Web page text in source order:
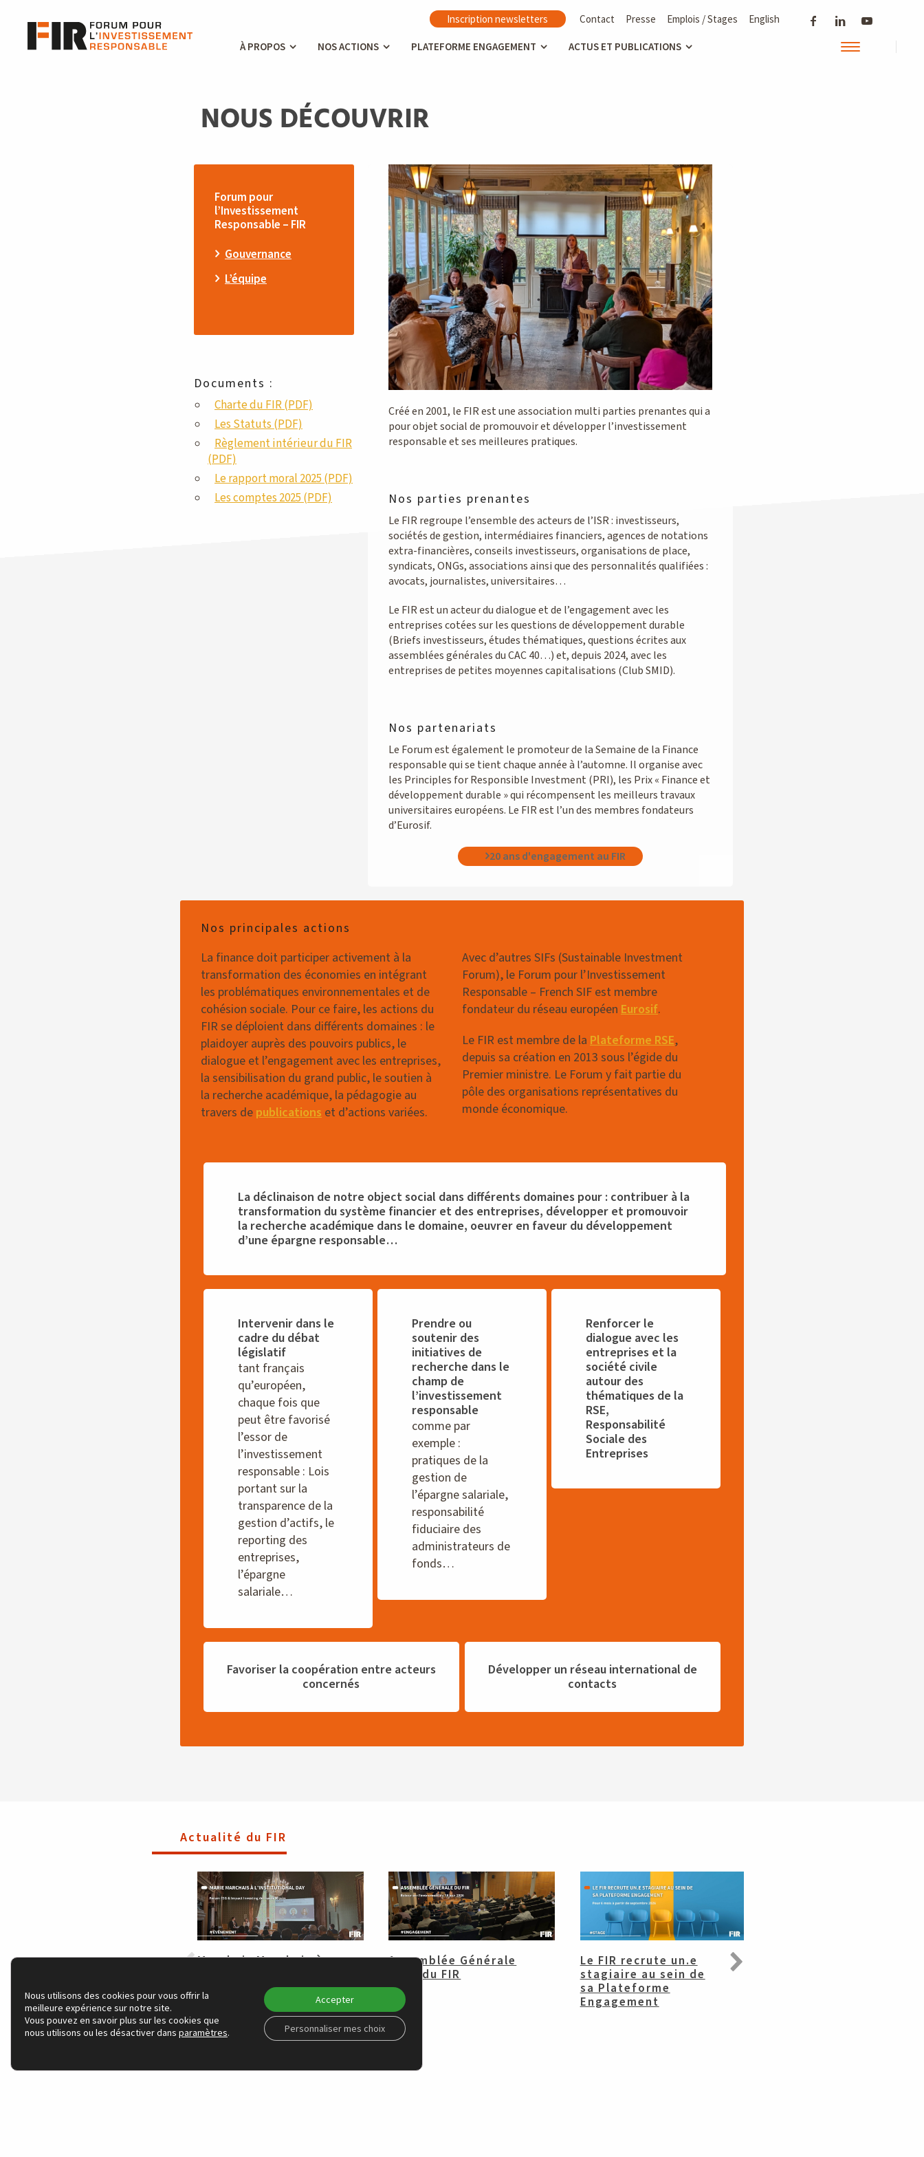
Inscription newsletters Contact Presse Emplois / Stages English
À PROPOS NOS ACTIONS PLATEFORME ENGAGEMENT ACTUS ET PUBLICATIONS
NOUS DÉCOUVRIR
Forum pour
l’Investissement
Responsable – FIR
Gouvernance
L’équipe
Documents :
Charte du FIR (PDF)
Les Statuts (PDF)
Règlement intérieur du FIR
(PDF)
Le rapport moral 2025 (PDF)
Les comptes 2025 (PDF)
Créé en 2001, le FIR est une association multi parties prenantes qui a
pour objet social de promouvoir et développer l’investissement
responsable et ses meilleures pratiques.
Nos parties prenantes
Le FIR regroupe l’ensemble des acteurs de l’ISR : investisseurs,
sociétés de gestion, intermédiaires financiers, agences de notations
extra-financières, conseils investisseurs, organisations de place,
syndicats, ONGs, associations ainsi que des personnalités qualifiées :
avocats, journalistes, universitaires…
Le FIR est un acteur du dialogue et de l’engagement avec les
entreprises cotées sur les questions de développement durable
(Briefs investisseurs, études thématiques, questions écrites aux
assemblées générales du CAC 40…) et, depuis 2024, avec les
entreprises de petites moyennes capitalisations (Club SMID).
Nos partenariats
Le Forum est également le promoteur de la Semaine de la Finance
responsable qui se tient chaque année à l’automne. Il organise avec
les Principles for Responsible Investment (PRI), les Prix « Finance et
développement durable » qui récompensent les meilleurs travaux
universitaires européens. Le FIR est l’un des membres fondateurs
d’Eurosif.
20 ans d'engagement au FIR
Nos principales actions
La finance doit participer activement à la
transformation des économies en intégrant
les problématiques environnementales et de
cohésion sociale. Pour ce faire, les actions du
FIR se déploient dans différents domaines : le
plaidoyer auprès des pouvoirs publics, le
dialogue et l’engagement avec les entreprises,
la sensibilisation du grand public, le soutien à
la recherche académique, la pédagogie au
travers de publications et d’actions variées.
Avec d’autres SIFs (Sustainable Investment
Forum), le Forum pour l’Investissement
Responsable – French SIF est membre
fondateur du réseau européen Eurosif.
Le FIR est membre de la Plateforme RSE,
depuis sa création en 2013 sous l’égide du
Premier ministre. Le Forum y fait partie du
pôle des organisations représentatives du
monde économique.
La déclinaison de notre object social dans différents domaines pour : contribuer à la
transformation du système financier et des entreprises, développer et promouvoir
la recherche académique dans le domaine, oeuvrer en faveur du développement
d’une épargne responsable…
Intervenir dans le
cadre du débat
législatif
tant français
qu’européen,
chaque fois que
peut être favorisé
l’essor de
l’investissement
responsable : Lois
portant sur la
transparence de la
gestion d’actifs, le
reporting des
entreprises,
l’épargne
salariale…
Prendre ou
soutenir des
initiatives de
recherche dans le
champ de
l’investissement
responsable
comme par
exemple :
pratiques de la
gestion de
l’épargne salariale,
responsabilité
fiduciaire des
administrateurs de
fonds…
Renforcer le
dialogue avec les
entreprises et la
société civile
autour des
thématiques de la
RSE,
Responsabilité
Sociale des
Entreprises
Favoriser la coopération entre acteurs
concernés
Développer un réseau international de
contacts
Actualité du FIR
Marchais Marchais à
table ronde sur
l’engagement
actionnarial
Assemblée Générale
2026 du FIR
Le FIR recrute un.e
stagiaire au sein de
sa Plateforme
Engagement
Nous utilisons des cookies pour vous offrir la
meilleure expérience sur notre site.
Vous pouvez en savoir plus sur les cookies que
nous utilisons ou les désactiver dans paramètres.
Accepter
Personnaliser mes choix